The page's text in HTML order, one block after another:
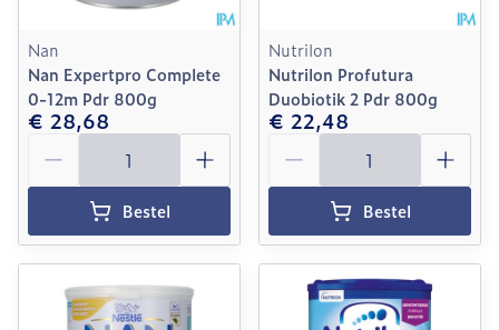
Nan
Nan Expertpro Complete
0-12m Pdr 800g
€ 28,68
Aantal
Bestel
Nutrilon
Nutrilon Profutura
Duobiotik 2 Pdr 800g
€ 22,48
Aantal
Bestel